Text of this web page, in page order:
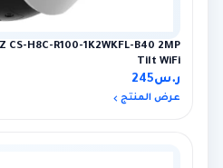
Tilt WiFi
ر.س245
عرض المنتج